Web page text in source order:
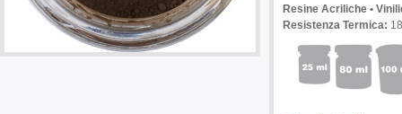
Resine Acriliche •
Resistenza Termica: